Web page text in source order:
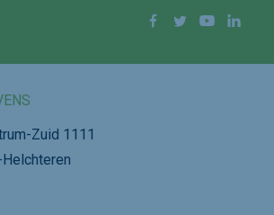
Facebook
Twitter YouTube
Zuid 1111